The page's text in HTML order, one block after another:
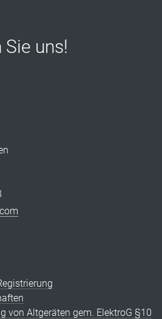
uns!
von Altgeräten gem. ElektroG §10